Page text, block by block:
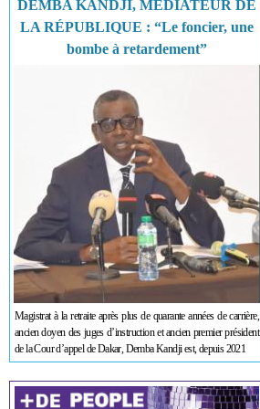
DEMBA KANDJI, MÉDIATEUR DE
LA RÉPUBLIQUE : “Le foncier, une
bombe à retardement”
Magistrat à la retraite après plus de quarante années de carrière,
ancien doyen des juges d’instruction et ancien premier président
de la Cour d’appel de Dakar, Demba Kandji est, depuis 2021